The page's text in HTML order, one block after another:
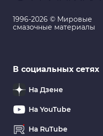
1996-2026 © Мировые
смазочные материалы
В социальных сетях
На Дзене
На YouTube
На RuTube